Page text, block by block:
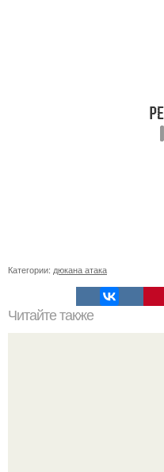
Категории: дюкана атака
Читайте также